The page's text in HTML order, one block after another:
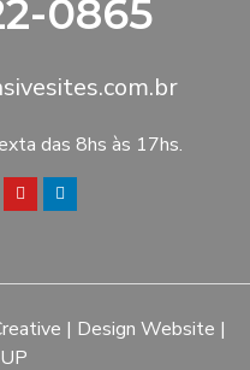
0865
das 8hs às 17hs.
| Design Website |